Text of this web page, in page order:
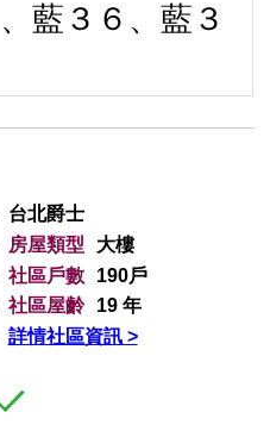
藍３６、藍３
台北爵士
房屋類型
大樓
社區戶數
190戶
社區屋齡
19 年
詳情社區資訊 >